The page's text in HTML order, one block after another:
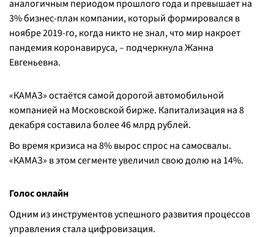
аналогичным периодом прошлого года и превышает на
3% бизнес-план компании, который формировался в
ноябре 2019-го, когда никто не знал, что мир накроет
пандемия коронавируса, – подчеркнула Жанна
Евгеньевна.
«КАМАЗ» остаётся самой дорогой автомобильной
компанией на Московской бирже. Капитализация на 8
декабря составила более 46 млрд рублей.
Во время кризиса на 8% вырос спрос на самосвалы.
«КАМАЗ» в этом сегменте увеличил свою долю на 14%.
Голос онлайн
Одним из инструментов успешного развития процессов
управления стала цифровизация.